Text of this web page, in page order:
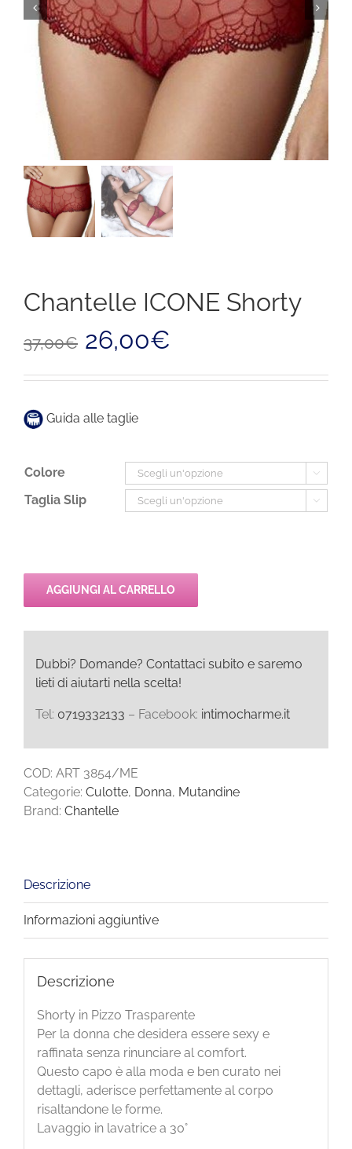
Chantelle ICONE Shorty
37,00€ prezzo
era:
26,00€
è:
Guida alle taglie
Colore 
Taglia Slip 
AGGIUNGI AL CARRELLO
Dubbi? Domande? Contattaci subito e saremo
lieti di aiutarti nella scelta!
Tel: 0719332133 – Facebook: intimocharme.it
COD: ART 3854/ME
Categorie: Culotte, Donna, Mutandine
Brand: Chantelle
Descrizione
Informazioni aggiuntive
Descrizione
Shorty in Pizzo Trasparente
Per la donna che desidera essere sexy e
raffinata senza rinunciare al comfort.
Questo capo è alla moda e ben curato nei
dettagli, aderisce perfettamente al corpo
risaltandone le forme.
Lavaggio in lavatrice a 30°